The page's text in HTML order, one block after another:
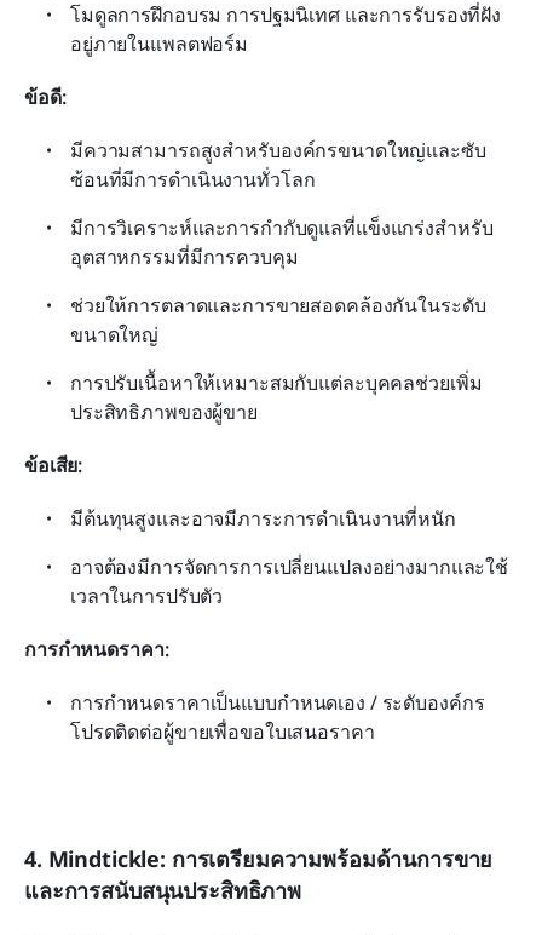
โมดูลการฝึกอบรม การปฐมนิเทศ และการรับรองที่ฝัง
อยู่ภายในแพลตฟอร์ม
ข้อดี:
มีความสามารถสูงสำหรับองค์กรขนาดใหญ่และซับ
ซ้อนที่มีการดำเนินงานทั่วโลก
มีการวิเคราะห์และการกำกับดูแลที่แข็งแกร่งสำหรับ
อุตสาหกรรมที่มีการควบคุม
ช่วยให้การตลาดและการขายสอดคล้องกันในระดับ
ขนาดใหญ่
การปรับเนื้อหาให้เหมาะสมกับแต่ละบุคคลช่วยเพิ่ม
ประสิทธิภาพของผู้ขาย
ข้อเสีย:
มีต้นทุนสูงและอาจมีภาระการดำเนินงานที่หนัก
อาจต้องมีการจัดการการเปลี่ยนแปลงอย่างมากและใช้
เวลาในการปรับตัว
การกำหนดราคา:
การกำหนดราคาเป็นแบบกำหนดเอง / ระดับองค์กร
โปรดติดต่อผู้ขายเพื่อขอใบเสนอราคา
4. Mindtickle: การเตรียมความพร้อมด้านการขาย
และการสนับสนุนประสิทธิภาพ